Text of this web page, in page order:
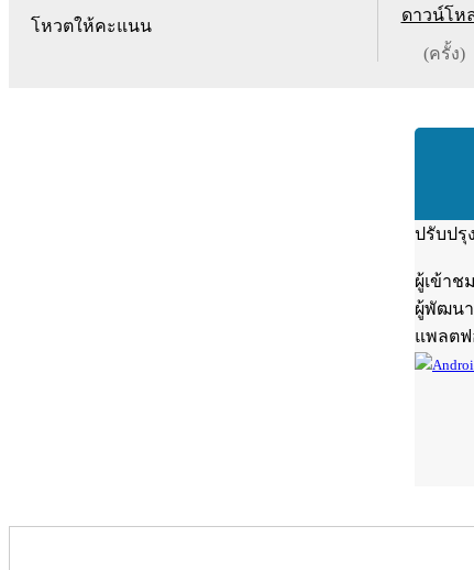
โหวตให้คะแนน
ดาวน์โห
(ครั้ง)
ปรับปรุ
ผู้เข้าชม
ผู้พัฒนา
แพลตฟ